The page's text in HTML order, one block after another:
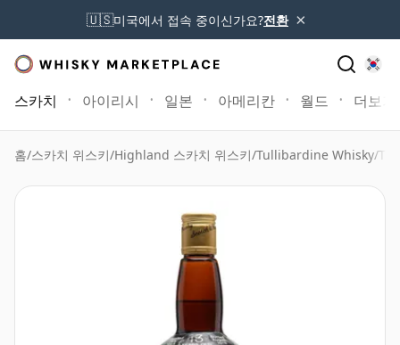
🇺🇸미국에서 접속 중이신가요?전환 ×
스카치 아이리시 일본 아메리칸 월드 더보기
홈/스카치 위스키/Highland 스카치 위스키/Tullibardine Whisky/